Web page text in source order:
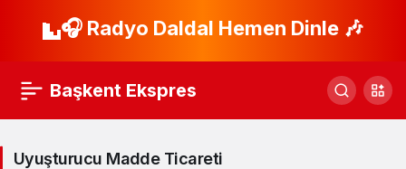
🎧 Radyo Daldal Hemen Dinle 🎶
Başkent Ekspres
Uyuşturucu Madde Ticareti